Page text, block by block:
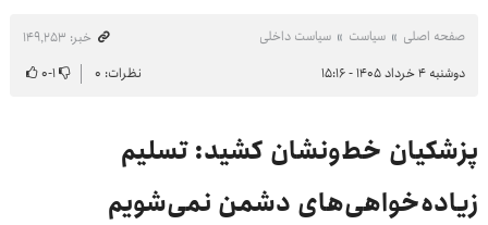
صفحه اصلی سیاست سیاست داخلی
خبر: ۱۴۹٬۲۵۳
دوشنبه ۴ خرداد ۱۴۰۵ - ۱۵:۱۶
نظرات: ۰ ۱-۰
پزشکیان خط‌ونشان کشید: تسلیم
زیاده‌خواهی‌های دشمن نمی‌شویم